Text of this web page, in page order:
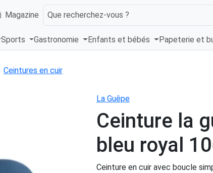
Magazine Que recherchez-vous ?
Sports Gastronomie Enfants et bébés Papeterie et
Ceintures en cuir
La Guêpe
Ceinture la
bleu royal
Ceinture en cuir avec boucle